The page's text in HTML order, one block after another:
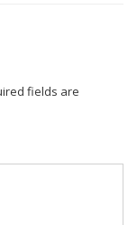
fields are